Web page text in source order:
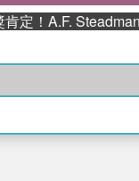
！A.F. Steadman